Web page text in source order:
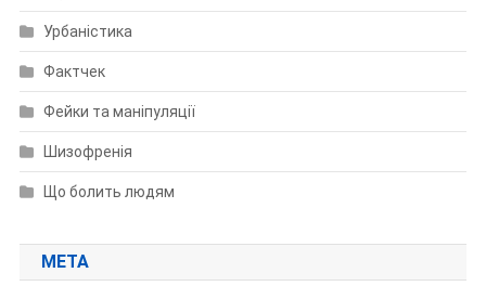
Урбаністика
Фактчек
Фейки та маніпуляції
Шизофренія
Що болить людям
МЕТА